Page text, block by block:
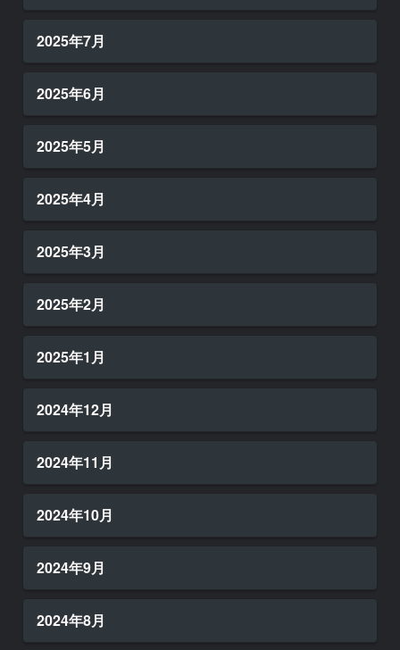
2025年7月
2025年6月
2025年5月
2025年4月
2025年3月
2025年2月
2025年1月
2024年12月
2024年11月
2024年10月
2024年9月
2024年8月